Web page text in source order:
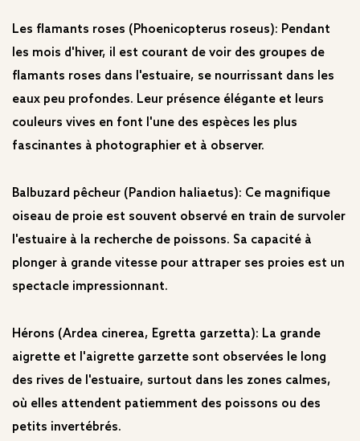
Les flamants roses (Phoenicopterus roseus): Pendant
les mois d'hiver, il est courant de voir des groupes de
flamants roses dans l'estuaire, se nourrissant dans les
eaux peu profondes. Leur présence élégante et leurs
couleurs vives en font l'une des espèces les plus
fascinantes à photographier et à observer.
Balbuzard pêcheur (Pandion haliaetus): Ce magnifique
oiseau de proie est souvent observé en train de survoler
l'estuaire à la recherche de poissons. Sa capacité à
plonger à grande vitesse pour attraper ses proies est un
spectacle impressionnant.
Hérons (Ardea cinerea, Egretta garzetta): La grande
aigrette et l'aigrette garzette sont observées le long
des rives de l'estuaire, surtout dans les zones calmes,
où elles attendent patiemment des poissons ou des
petits invertébrés.